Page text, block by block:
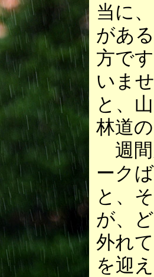
当に
があ
方で
いま
と、
林道
週間
ーク
と、
が、
外れ
を迎